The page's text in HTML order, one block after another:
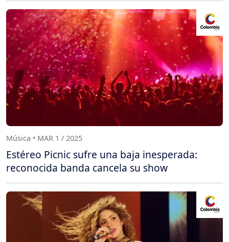
Música • MAR 1 / 2025
Estéreo Picnic sufre una baja inesperada:
reconocida banda cancela su show